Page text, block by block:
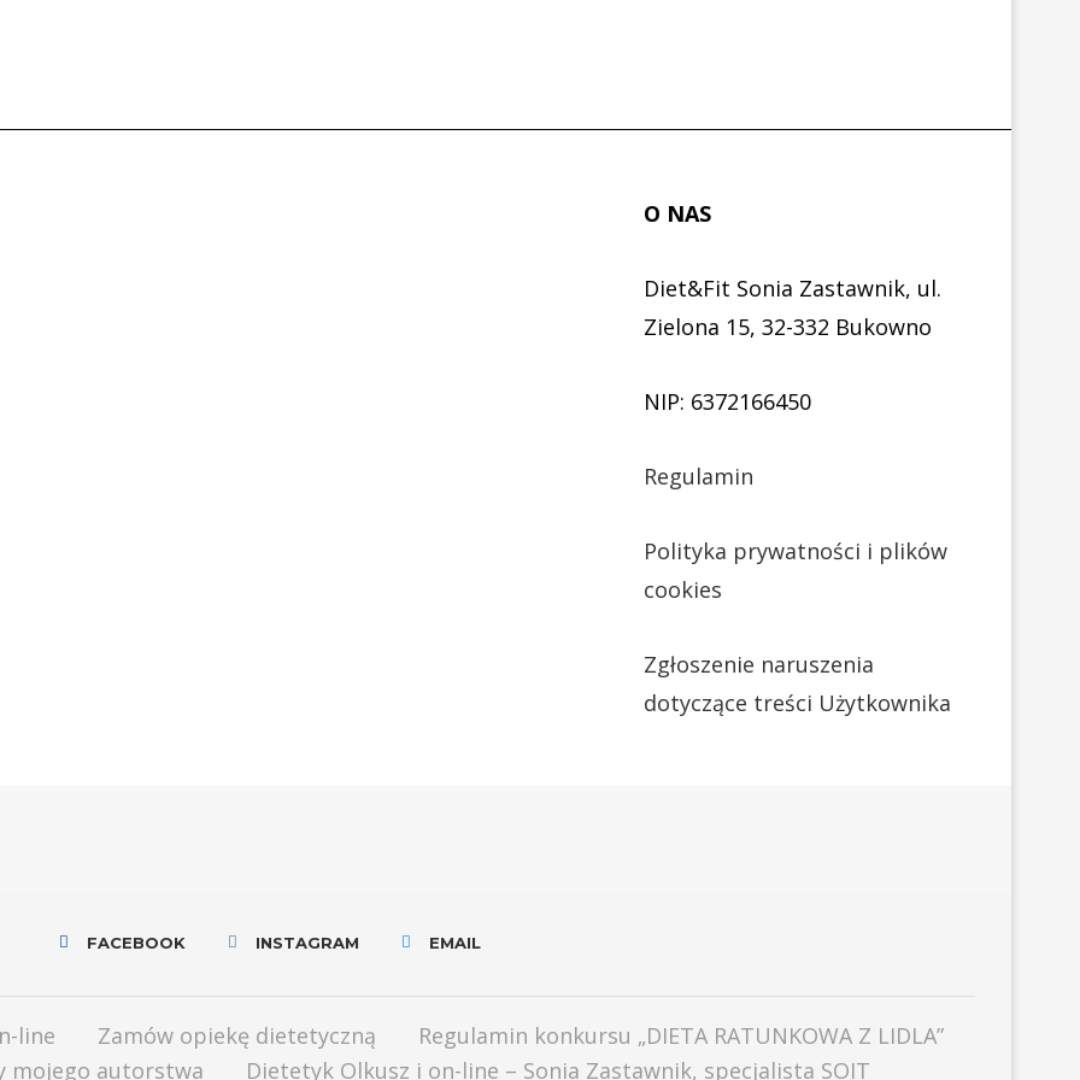
O NAS
Diet&Fit Sonia Zastawnik, ul.
Zielona 15, 32-332 Bukowno
NIP: 6372166450
Regulamin
Polityka prywatności i plików
cookies
Zgłoszenie naruszenia
dotyczące treści Użytkownika
FACEBOOK INSTAGRAM EMAIL
line Zamów opiekę dietetyczną
Regulamin konkursu „DIETA RATUNKOWA Z LIDLA”
mojego autorstwa
Dietetyk Olkusz i on-line – Sonia Zastawnik, specjalista SOIT